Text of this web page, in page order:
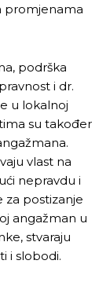
promjenama
podrška
i dr.
u lokalnoj
su također
vlast na
nepravdu i
za postizanje
angažman u
stvaraju
i slobodi.